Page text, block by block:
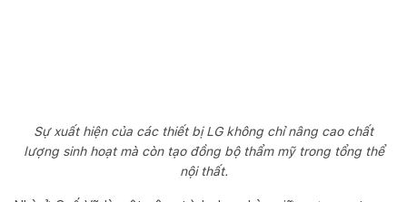
Sự xuất hiện của các thiết bị LG không chỉ nâng cao chất
lượng sinh hoạt mà còn tạo đồng bộ thẩm mỹ trong tổng thể
nội thất.